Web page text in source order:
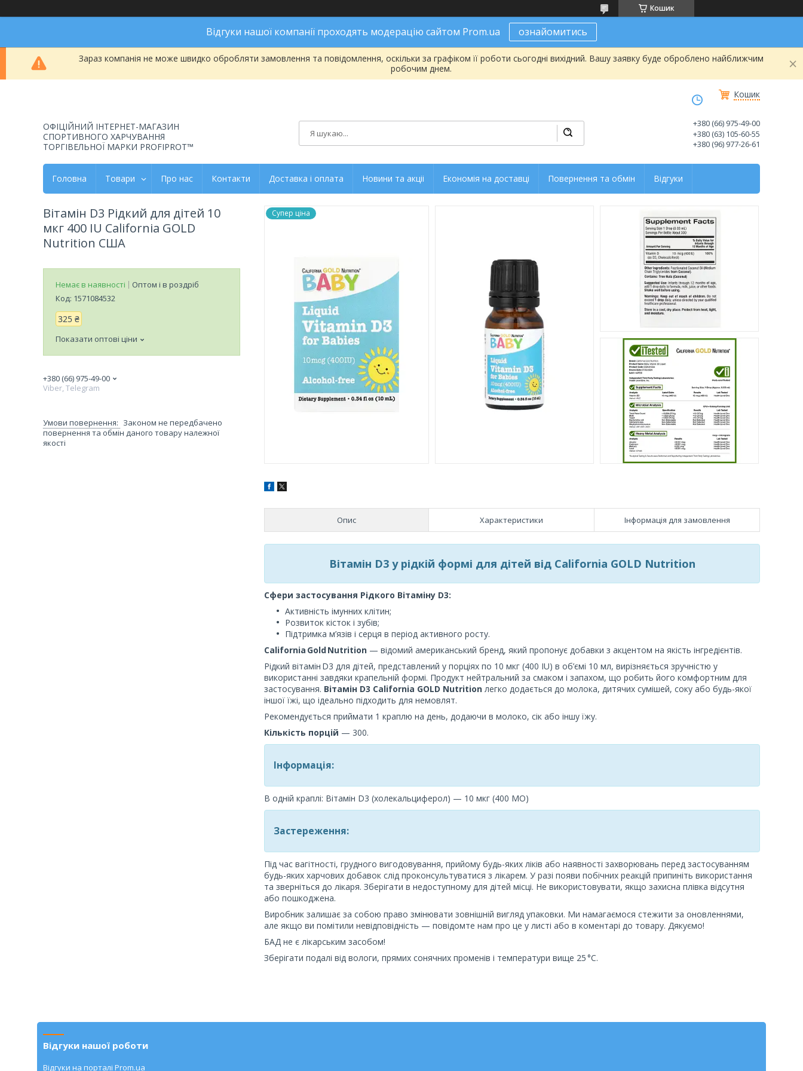
Кошик
Відгуки нашої компанії проходять модерацію сайтом Prom.ua ознайомитись
Зараз компанія не може швидко обробляти замовлення та повідомлення, оскільки за графіком її роботи сьогодні вихідний. Вашу заявку буде оброблено найближчим
робочим днем.
Кошик
ОФІЦІЙНИЙ ІНТЕРНЕТ-МАГАЗИН
СПОРТИВНОГО ХАРЧУВАННЯ
ТОРГІВЕЛЬНОЇ МАРКИ PROFIPROT™
+380 (66) 975-49-00
+380 (63) 105-60-55
+380 (96) 977-26-61
Головна Товари Про нас Контакти Доставка і оплата Новини та акціі Економія на доставці Повернення та обмін Відгуки
Супер ціна
Опис Характеристики Інформація для замовлення
Вітамін D3 у рідкій формі для дітей від California GOLD Nutrition
Сфери застосування Рідкого Вітаміну D3:
Активність імунних клітин;
Розвиток кісток і зубів;
Підтримка м’язів і серця в період активного росту.
California Gold Nutrition — відомий американський бренд, який пропонує добавки з акцентом на якість інгредієнтів.
Рідкий вітамін D3 для дітей, представлений у порціях по 10 мкг (400 IU) в об’ємі 10 мл, вирізняється зручністю у
використанні завдяки крапельній формі. Продукт нейтральний за смаком і запахом, що робить його комфортним для
застосування. Вітамін D3 California GOLD Nutrition легко додається до молока, дитячих сумішей, соку або будь-якої
іншої їжі, що ідеально підходить для немовлят.
Рекомендується приймати 1 краплю на день, додаючи в молоко, сік або іншу їжу.
Кількість порцій — 300.
Інформація:
В одній краплі: Вітамін D3 (холекальциферол) — 10 мкг (400 МО)
Застереження:
Під час вагітності, грудного вигодовування, прийому будь-яких ліків або наявності захворювань перед застосуванням
будь-яких харчових добавок слід проконсультуватися з лікарем. У разі появи побічних реакцій припиніть використання
та зверніться до лікаря. Зберігати в недоступному для дітей місці. Не використовувати, якщо захисна плівка відсутня
або пошкоджена.
Виробник залишає за собою право змінювати зовнішній вигляд упаковки. Ми намагаємося стежити за оновленнями,
але якщо ви помітили невідповідність — повідомте нам про це у листі або в коментарі до товару. Дякуємо!
БАД не є лікарським засобом!
Зберігати подалі від вологи, прямих сонячних променів і температури вище 25 °C.
Вітамін D3 Рідкий для дітей 10
мкг 400 IU California GOLD
Nutrition США
Немає в наявності
Оптом і в роздріб
Код: 1571084532
325 ₴
Показати оптові ціни
+380 (66) 975-49-00
Viber, Telegram
Законом не передбачено
повернення та обмін даного товару належної
якості
Відгуки нашої роботи
Відгуки на порталі Prom.ua